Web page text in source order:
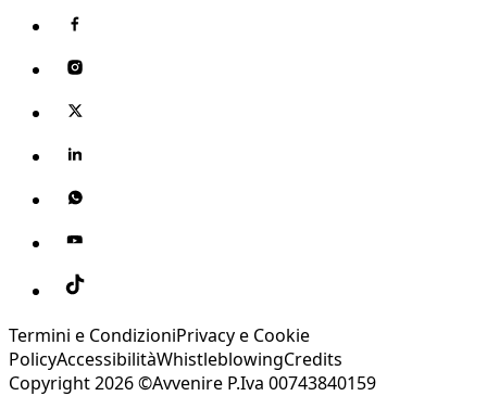
Termini e CondizioniPrivacy e Cookie
PolicyAccessibilitàWhistleblowingCredits
Copyright 2026 ©Avvenire P.Iva 00743840159